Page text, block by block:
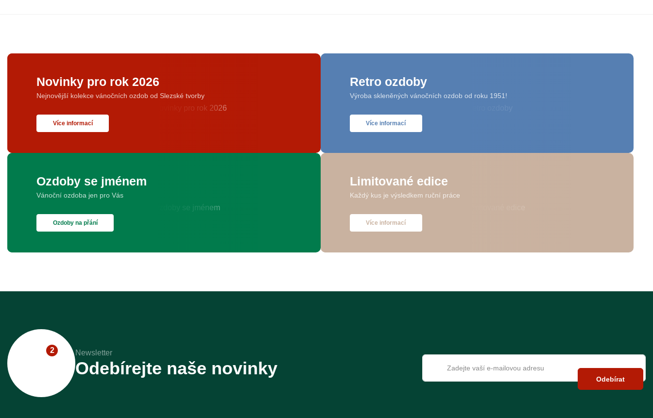
Novinky pro rok 2026
Nejnovější kolekce vánočních ozdob od Slezské tvorby
Více informací
Retro ozdoby
Výroba skleněných vánočních ozdob od roku 1951!
Více informací
Ozdoby se jménem
Vánoční ozdoba jen pro Vás
Ozdoby na přání
Limitované edice
Každý kus je výsledkem ruční práce
Více informací
2 Newsletter
Odebírejte naše novinky
Odebírat